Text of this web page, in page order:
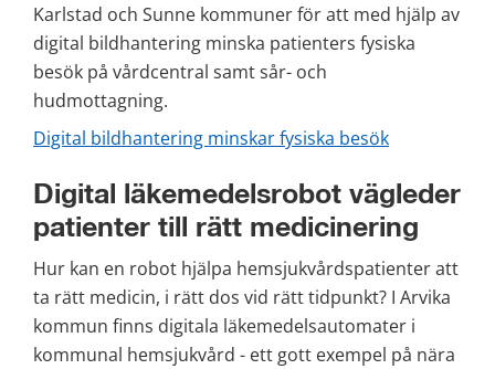
Karlstad och Sunne kommuner för att med hjälp av
digital bildhantering minska patienters fysiska
besök på vårdcentral samt sår- och
hudmottagning.
Digital bildhantering minskar fysiska besök
Digital läkemedelsrobot vägleder
patienter till rätt medicinering
Hur kan en robot hjälpa hemsjukvårdspatienter att
ta rätt medicin, i rätt dos vid rätt tidpunkt? I Arvika
kommun finns digitala läkemedelsautomater i
kommunal hemsjukvård - ett gott exempel på nära